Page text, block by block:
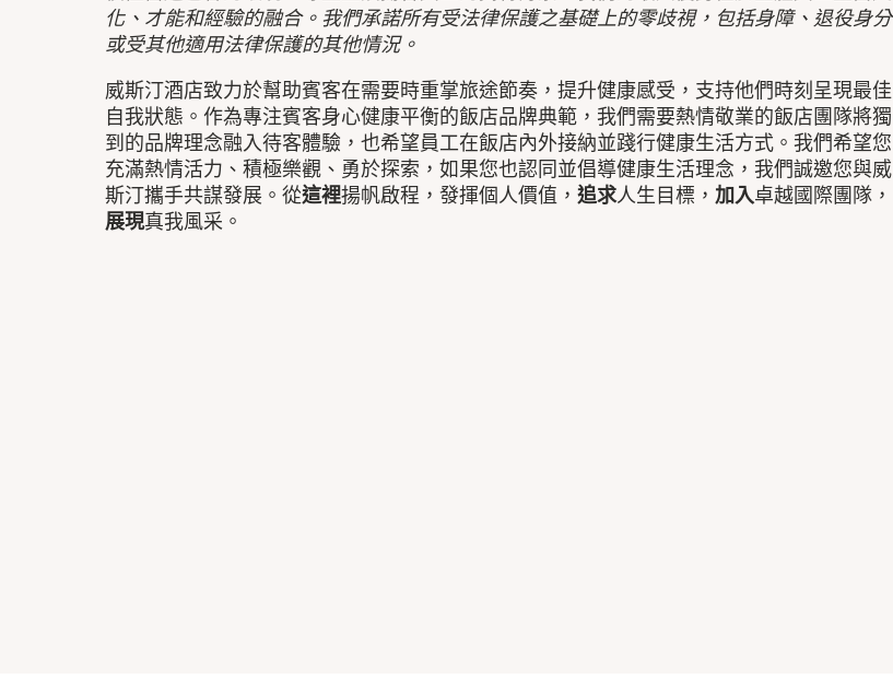
化、才能和經驗的融合。我們承諾所有受法律保護之基礎上的零歧視，包括身障、退役身分
或受其他適用法律保護的其他情況。
威斯汀酒店致力於幫助賓客在需要時重掌旅途節奏，提升健康感受，支持他們時刻呈現最佳
自我狀態。作為專注賓客身心健康平衡的飯店品牌典範，我們需要熱情敬業的飯店團隊將獨
到的品牌理念融入待客體驗，也希望員工在飯店內外接納並踐行健康生活方式。我們希望您
充滿熱情活力、積極樂觀、勇於探索，如果您也認同並倡導健康生活理念，我們誠邀您與威
斯汀攜手共謀發展。從這裡揚帆啟程，發揮個人價值， 追求人生目標， 加入卓越國際團隊，
展現真我風采。